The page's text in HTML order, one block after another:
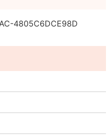
4805C6DCE98D